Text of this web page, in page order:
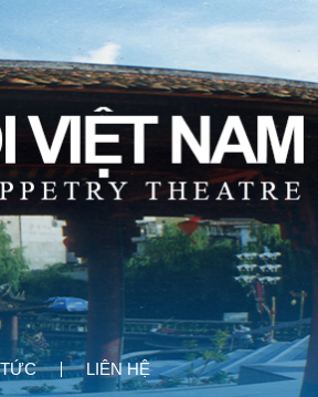
LIÊN HỆ